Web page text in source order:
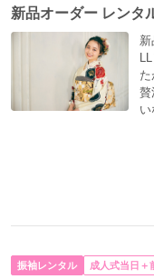
新品オーダー レンタ
贅
い
振袖レンタル 成人式当日＋